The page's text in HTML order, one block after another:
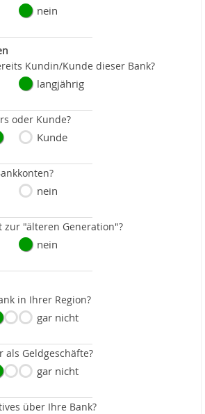
nein
Kundin/Kunde dieser Bank?
langjährig
oder Kunde?
Kunde
nein
zur "älteren Generation"?
nein
in Ihrer Region?
gar nicht
als Geldgeschäfte?
gar nicht
über Ihre Bank?